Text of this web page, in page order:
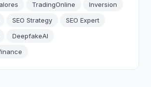
TradingOnline
Inversion
SEO Strategy
SEO Expert
DeepfakeAI